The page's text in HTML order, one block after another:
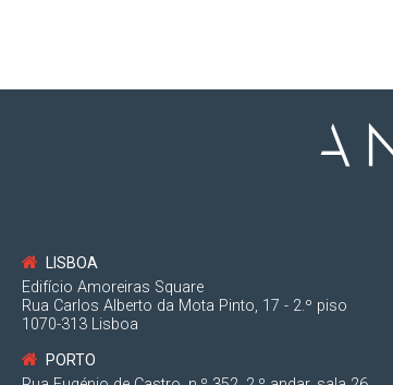
LISBOA
Edifício Amoreiras Square
Rua Carlos Alberto da Mota Pinto, 17 - 2.º piso
1070-313 Lisboa
PORTO